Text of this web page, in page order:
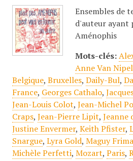
Ensembles de
d'auteur ayant
Aménophis
Mots-clés:
Anne Van
Belgique, Bruxelles, Daily-Bul,
France, Georges Cathalo,
Jean-Louis Colot, Jean-Michel
Craps, Jean-Pierre Lipit, Jeanne
Justine Envermer, Keith Pfister,
Snargue, Lyra Gold, Maguy
Michèle Perfetti, Mozart, Paris,